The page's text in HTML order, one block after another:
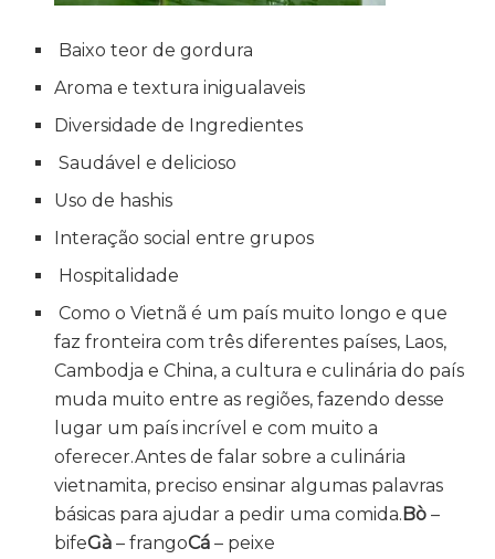
Baixo teor de gordura
Aroma e textura inigualaveis
Diversidade de Ingredientes
Saudável e delicioso
Uso de hashis
Interação social entre grupos
Hospitalidade
Como o Vietnã é um país muito longo e que
faz fronteira com três diferentes países, Laos,
Cambodja e China, a cultura e culinária do país
muda muito entre as regiões, fazendo desse
lugar um país incrível e com muito a
oferecer.Antes de falar sobre a culinária
vietnamita, preciso ensinar algumas palavras
básicas para ajudar a pedir uma comida.Bò –
bifeGà – frangoCá – peixe